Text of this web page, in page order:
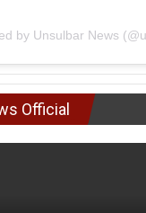
by Unsulbar News
Official